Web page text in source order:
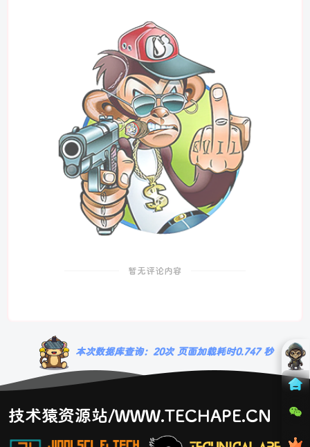
暂无评论内容
本次数据库查询：20次 页面加载耗时0.747 秒
技术猿资源站/WWW.TECHAPE.CN